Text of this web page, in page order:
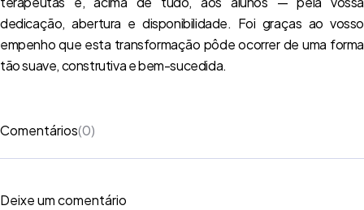
dedicação, abertura e disponibilidade. Foi graças ao vosso
empenho que esta transformação pôde ocorrer de uma forma
tão suave, construtiva e bem-sucedida.
Comentários(0)
Deixe um comentário